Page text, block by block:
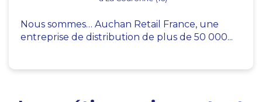
Nous sommes… Auchan Retail France, une
entreprise de distribution de plus de 50 000...